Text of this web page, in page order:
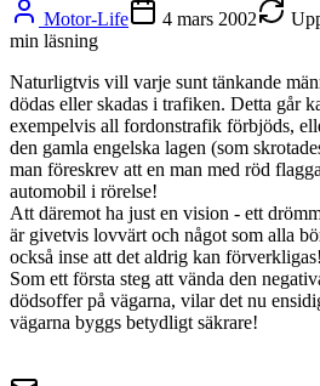
Motor-Life 4 mars 2002
min läsning
Naturligtvis vill varje sunt tänkande
dödas eller skadas i trafiken. Detta går
exempelvis all fordonstrafik förbjöds,
den gamla engelska lagen (som
man föreskrev att en man med röd
automobil i rörelse!
Att däremot ha just en vision - ett
är givetvis lovvärt och något som alla
också inse att det aldrig kan förverkligas!
Som ett första steg att vända den
dödsoffer på vägarna, vilar det nu
vägarna byggs betydligt säkrare!